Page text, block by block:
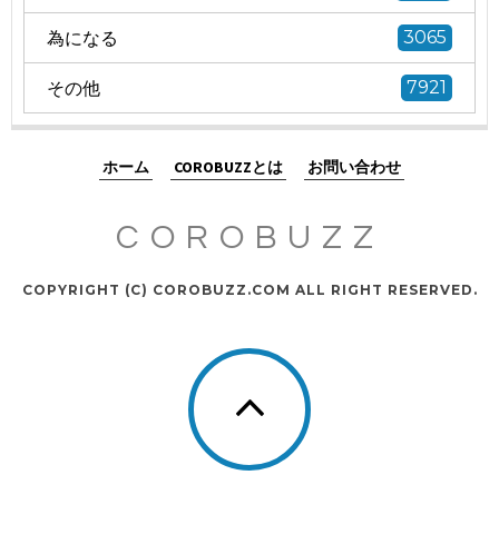
為になる 3065
その他 7921
ホーム COROBUZZとは お問い合わせ
COROBUZZ
COPYRIGHT (C) COROBUZZ.COM ALL RIGHT RESERVED.